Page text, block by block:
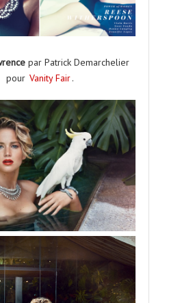
par Patrick Demarchelier
pour Vanity Fair.